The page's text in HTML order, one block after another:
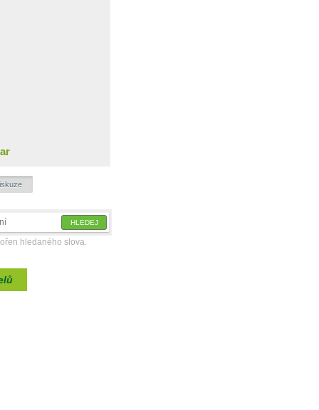
hledaného slova.